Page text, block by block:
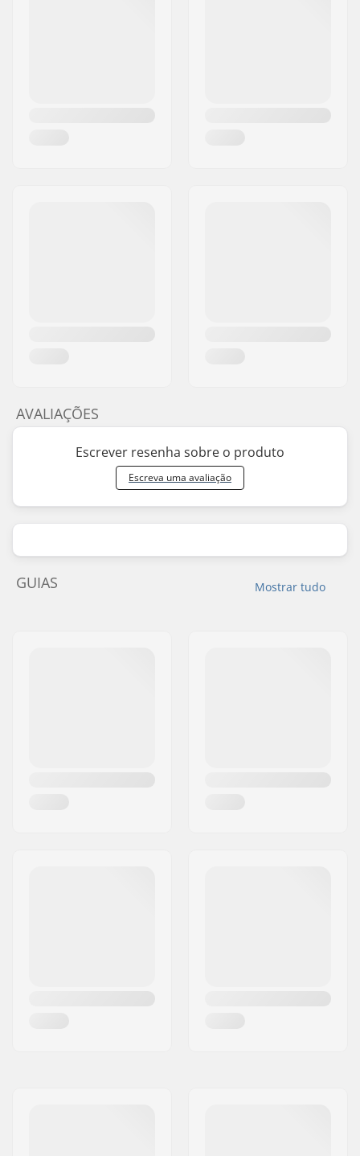
AVALIAÇÕES
Escrever resenha sobre o produto
Escreva uma avaliação
Mostrar tudo
GUIAS